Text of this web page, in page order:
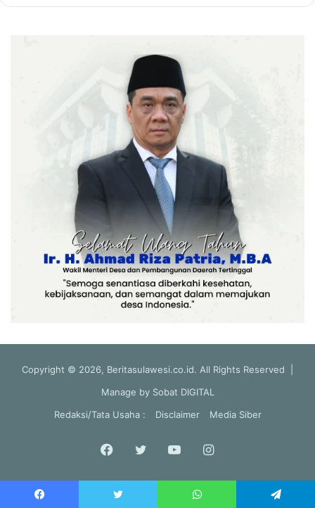
Copyright © 2026, Beritasulawesi.co.id. All Rights Reserved |
Manage by Sobat DIGITAL
Redaksi/Tata Usaha :
Disclaimer Media Siber
Facebook
Twitter YouTubeInstagram